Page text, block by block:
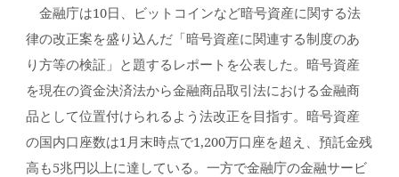
金融庁は10日、ビットコインなど暗号資産に関する法
律の改正案を盛り込んだ「暗号資産に関連する制度のあ
り方等の検証」と題するレポートを公表した。暗号資産
を現在の資金決済法から金融商品取引法における金融商
品として位置付けられるよう法改正を目指す。暗号資産
の国内口座数は1月末時点で1,200万口座を超え、預託金残
高も5兆円以上に達している。一方で金融庁の金融サービ